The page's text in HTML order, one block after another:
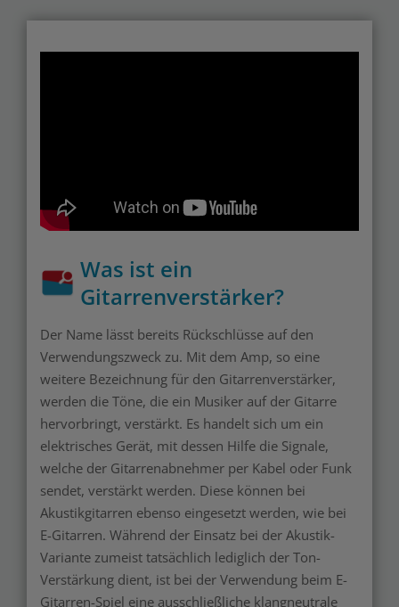
Was ist ein
Gitarrenverstärker?
Der Name lässt bereits Rückschlüsse auf den
Verwendungszweck zu. Mit dem Amp, so eine
weitere Bezeichnung für den Gitarrenverstärker,
werden die Töne, die ein Musiker auf der Gitarre
hervorbringt, verstärkt. Es handelt sich um ein
elektrisches Gerät, mit dessen Hilfe die Signale,
welche der Gitarrenabnehmer per Kabel oder Funk
sendet, verstärkt werden. Diese können bei
Akustikgitarren ebenso eingesetzt werden, wie bei
E-Gitarren. Während der Einsatz bei der Akustik-
Variante zumeist tatsächlich lediglich der Ton-
Verstärkung dient, ist bei der Verwendung beim E-
Gitarren-Spiel eine ausschließliche klangneutrale